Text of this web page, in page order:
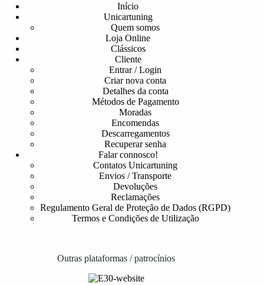
Início
Unicartuning
Quem somos
Loja Online
Clássicos
Cliente
Entrar / Login
Criar nova conta
Detalhes da conta
Métodos de Pagamento
Moradas
Encomendas
Descarregamentos
Recuperar senha
Falar connosco!
Contatos Unicartuning
Envios / Transporte
Devoluções
Reclamações
Regulamento Geral de Proteção de Dados (RGPD)
Termos e Condições de Utilização
Outras plataformas / patrocínios